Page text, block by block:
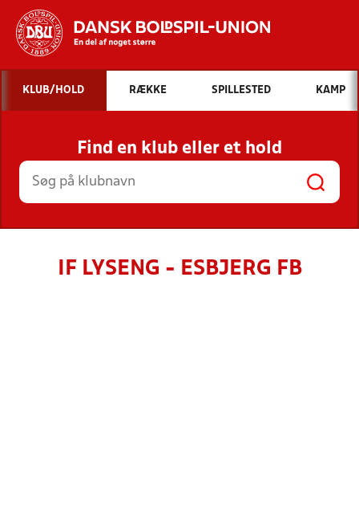
Hvad vil du søge efter?
INDHOLD OG NYHEDER
STILLINGER, RESULTATER, KLUBBER OG
HOLD
KLUB/HOLD RÆKKE SPILLESTED KAMP
Find en klub eller et hold
IF LYSENG - ESBJERG FB